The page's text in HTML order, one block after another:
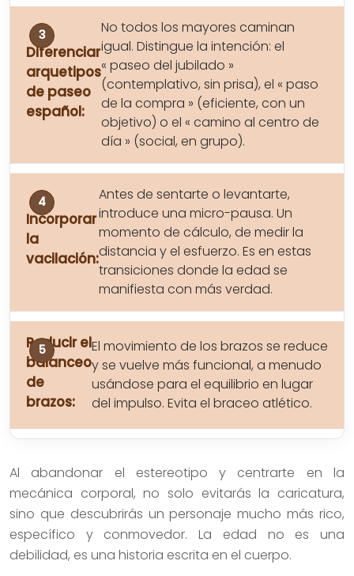
Diferenciar
arquetipos
de paseo
español:
No todos los mayores caminan
igual. Distingue la intención: el
« paseo del jubilado »
(contemplativo, sin prisa), el « paso
de la compra » (eficiente, con un
objetivo) o el « camino al centro de
día » (social, en grupo).
Incorporar
la
vacilación:
Antes de sentarte o levantarte,
introduce una micro-pausa. Un
momento de cálculo, de medir la
distancia y el esfuerzo. Es en estas
transiciones donde la edad se
manifiesta con más verdad.
Reducir el
balanceo
de
brazos:
El movimiento de los brazos se reduce
y se vuelve más funcional, a menudo
usándose para el equilibrio en lugar
del impulso. Evita el braceo atlético.
Al abandonar el estereotipo y centrarte en la
mecánica corporal, no solo evitarás la caricatura,
sino que descubrirás un personaje mucho más rico,
específico y conmovedor. La edad no es una
debilidad, es una historia escrita en el cuerpo.